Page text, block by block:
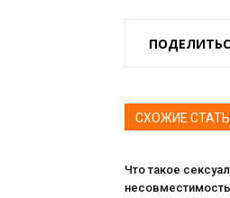
СХОЖИЕ
Что такое